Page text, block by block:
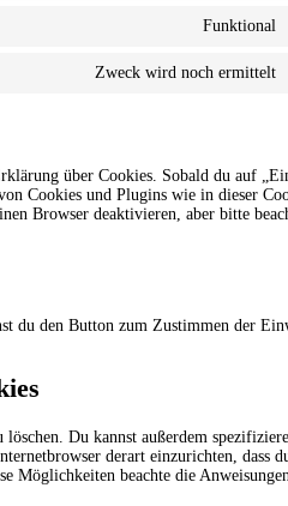
Funktional
Zweck wird noch ermittelt
über Cookies. Sobald du auf
Cookies und Plugins wie in dieser
Browser deaktivieren, aber bitte
du den Button zum Zustimmen der
Du kannst außerdem
derart einzurichten, dass
Möglichkeiten beachte die